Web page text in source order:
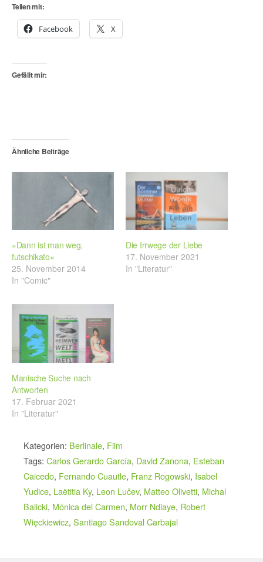
Teilen mit:
Facebook X
Gefällt mir:
Ähnliche Beiträge
»Dann ist man weg,
futschikato«
25. November 2014
In "Comic"
Die Irrwege der Liebe
17. November 2021
In "Literatur"
Manische Suche nach
Antworten
17. Februar 2021
In "Literatur"
Kategorien: Berlinale, Film
Tags: Carlos Gerardo García, David Zanona, Esteban
Caicedo, Fernando Cuautle, Franz Rogowski, Isabel
Yudice, Laëtitia Ky, Leon Lučev, Matteo Olivetti, Michal
Balicki, Mónica del Carmen, Morr Ndiaye, Robert
Więckiewicz, Santiago Sandoval Carbajal